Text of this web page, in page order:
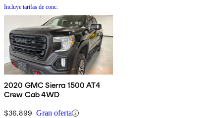
Incluye tarifas de conc.
2020 GMC Sierra 1500 AT4
Crew Cab 4WD
$36,899 Gran oferta